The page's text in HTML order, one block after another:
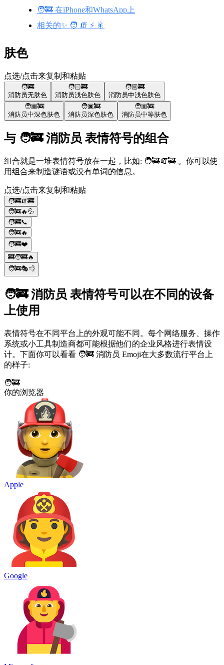
🧑‍🚒 在iPhone和WhatsApp上
相关的✨ 🧑 🧯 ⚡ 🎇
肤色
点选/点击来复制和粘贴
🧑‍🚒
消防员无肤色
🧑🏻‍🚒
消防员浅色肤色
🧑🏼‍🚒
消防员中浅色肤色
🧑🏾‍🚒
消防员中深色肤色
🧑🏿‍🚒
消防员深色肤色
🧑🏽‍🚒
消防员中等肤色
与 🧑‍🚒 消防员 表情符号的组合
组合就是一堆表情符号放在一起，比如: 🧑‍🚒🧯🚒 。你可以使
用组合来制造谜语或没有单词的信息。
点选/点击来复制和粘贴
🧑‍🚒🧯🚒
🧑‍🚒🔥💦
🧑‍🚒📞
🧑‍🚒🔥
🧑‍🚒❤️
🚒🧑‍🚒🔥
🧑‍🚒🎭💨
🧑‍🚒 消防员 表情符号可以在不同的设备
上使用
表情符号在不同平台上的外观可能不同。每个网络服务、操作
系统或小工具制造商都可能根据他们的企业风格进行表情设
计。下面你可以看看 🧑‍🚒 消防员 Emoji在大多数流行平台上
的样子:
🧑‍🚒
你的浏览器
Apple
Google